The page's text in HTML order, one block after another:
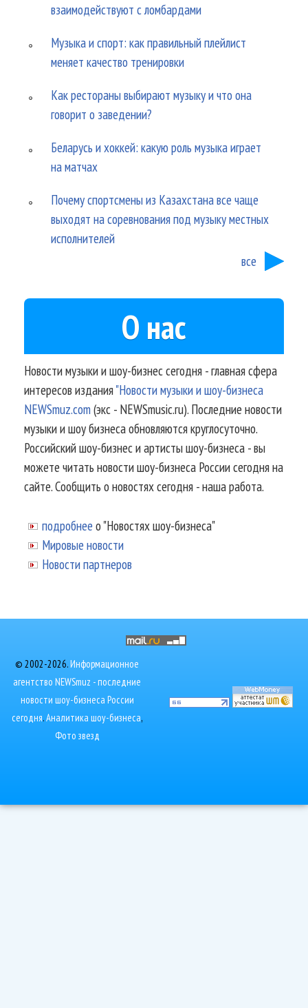
взаимодействуют с ломбардами
Музыка и спорт: как правильный плейлист
меняет качество тренировки
Как рестораны выбирают музыку и что она
говорит о заведении?
Беларусь и хоккей: какую роль музыка играет
на матчах
Почему спортсмены из Казахстана все чаще
выходят на соревнования под музыку местных
исполнителей
все
О нас
Новости музыки и шоу-бизнес сегодня - главная сфера
интересов издания"Новости музыки и шоу-бизнеса
NEWSmuz.com(экс - NEWSmusic.ru). Последние новости
музыки и шоу бизнеса обновляются круглосуточно.
Российский шоу-бизнес и артисты шоу-бизнеса - вы
можете читать новости шоу-бизнеса России сегодня на
сайте. Сообщить о новостях сегодня - наша работа.
подробнее о "Новостях шоу-бизнеса"
Мировые новости
Новости партнеров
© 2002-2026.Информационное
агентство NEWSmuz - последние
новости шоу-бизнеса России
сегодня.Аналитика шоу-бизнеса,
Фото звезд